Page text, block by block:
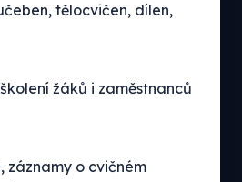
tělocvičen, dílen,
žáků i zaměstnanců
záznamy o cvičném